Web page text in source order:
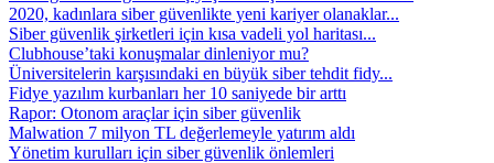
2020, kadınlara siber güvenlikte yeni kariyer olanaklar...
Siber güvenlik şirketleri için kısa vadeli yol haritası...
Clubhouse’taki konuşmalar dinleniyor mu?
Üniversitelerin karşısındaki en büyük siber tehdit fidy...
Fidye yazılım kurbanları her 10 saniyede bir arttı
Rapor: Otonom araçlar için siber güvenlik
Malwation 7 milyon TL değerlemeyle yatırım aldı
Yönetim kurulları için siber güvenlik önlemleri